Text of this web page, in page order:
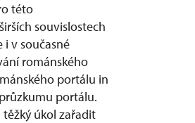
této
souvislostech
v současné
románského
portálu in
portálu.
úkol zařadit